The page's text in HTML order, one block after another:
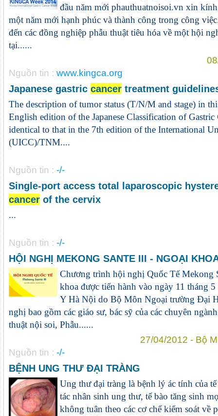
đầu năm mới phauthuatnoisoi.vn xin
một năm mới hạnh phúc và thành công trong công
đến các đồng nghiệp phẫu thuật tiêu hóa về một hội
tại......
Nguồn tin : www.kingca.org
Japanese gastric cancertreatment
The description of tumor status (T/N/M and stage) in
English edition of the Japanese Classification of
identical to that in the 7th edition of the International
(UICC)/TNM....
Nguồn tin : -/-
Single-port access total laparoscopic
cancerof the cervix
...
Nguồn tin : -/-
HỘI NGHỊ MEKONG SANTE III - NGOẠI
Chương trình hội nghị Quốc Tế Mekong
khoa được tiến hành vào ngày 11 tháng
Y Hà Nội do Bộ Môn Ngoại trường Đại
nghị bao gồm các giáo sư, bác sỹ của các chuyên
thuật nội soi, Phẫu......
27/04/2012 - Bộ
Nguồn tin : -/-
BỆNH UNG THƯ ĐẠI TRÀNG
Ung thư đại tràng là bệnh lý ác tính của
tác nhân sinh ung thư, tế bào tăng sinh
không tuân theo các cơ chế kiểm soát về